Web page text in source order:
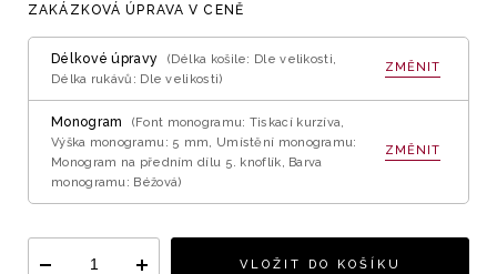
ZAKÁZKOVÁ ÚPRAVA V CENĚ
Délkové úpravy
(Délka košile: Dle velikosti,
Délka rukávů: Dle velikosti)
ZMĚNIT
Monogram
(Font monogramu: Tiskací kurzíva,
Výška monogramu: 5 mm, Umístění monogramu:
Monogram na předním dílu 5. knoflík, Barva
monogramu: Béžová)
ZMĚNIT
VLOŽIT DO KOŠÍKU